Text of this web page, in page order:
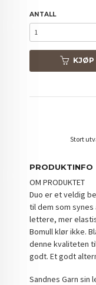
ANTALL
KJØP
Stort
PRODUKTINFO
OM PRODUKTET
Duo er et veldig
til dem som
lettere, mer
Bomull klør ikke.
denne kvaliteten
godt. Et godt
Sandnes Garn sin